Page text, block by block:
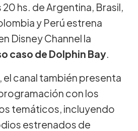
20 hs. de Argentina, Brasil,
y Perú estrena
Disney Channel la
caso de Dolphin Bay.
el canal también presenta
con los
temáticos, incluyendo
estrenados de